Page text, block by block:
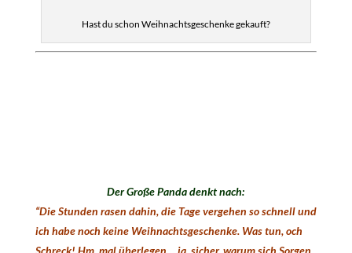
Hast du schon Weihnachtsgeschenke gekauft?
Der Große Panda denkt nach:
“Die Stunden rasen dahin, die Tage vergehen so schnell und
ich habe noch keine Weihnachtsgeschenke. Was tun, och
Schreck! Hm, mal überlegen… ja, sicher, warum sich Sorgen